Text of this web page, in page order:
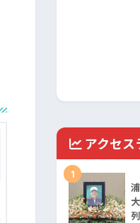
アクセス
1
列